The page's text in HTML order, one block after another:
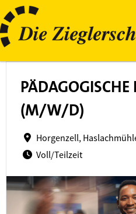
PÄDAGOGISCHE
(M/W/D)
Horgenzell,
Voll/Teilzeit